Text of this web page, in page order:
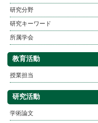
研究分野
研究キーワード
所属学会
教育活動
授業担当
研究活動
学術論文